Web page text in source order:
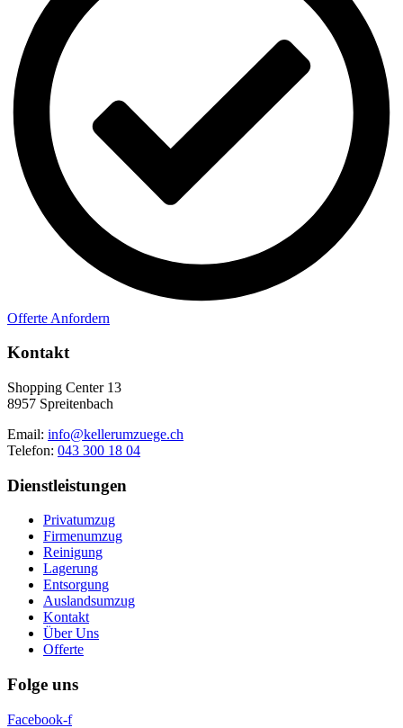
Offerte Anfordern
Kontakt
Shopping Center 13
8957 Spreitenbach
Email: info@kellerumzuege.ch
Telefon: 043 300 18 04
Dienstleistungen
Privatumzug
Firmenumzug
Reinigung
Lagerung
Entsorgung
Auslandsumzug
Kontakt
Über Uns
Offerte
Folge uns
Facebook-f